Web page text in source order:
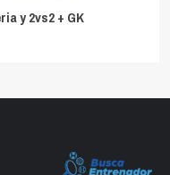
y 2vs2 + GK